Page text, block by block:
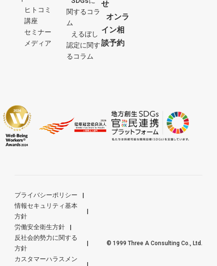
ヒトコミ
講座
セミナー
メディア
関するコラ
ム
えるぼし
認定に関す
るコラム
せ
オンラ
イン相
談予約
プライバシーポリシー
情報セキュリティ基本
方針
労働安全衛生方針
反社会的勢力に関する
方針
カスタマーハラスメン
© 1999 Three A Consulting Co., Ltd.